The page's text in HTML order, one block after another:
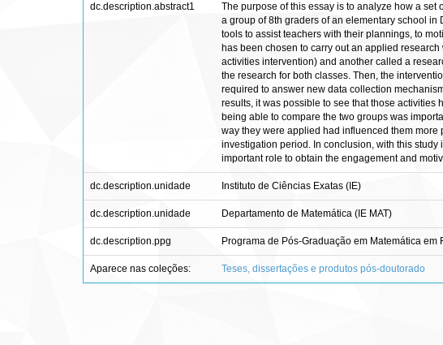
dc.description.abstract1
The purpose of this essay is to analyze how a
a group of 8th graders of an elementary school
tools to assist teachers with their plannings, to
has been chosen to carry out an applied
activities intervention) and another called a
the research for both classes. Then, the
required to answer new data collection
results, it was possible to see that those
being able to compare the two groups was
way they were applied had influenced them
investigation period. In conclusion, with this
important role to obtain the engagement and
dc.description.unidade Instituto de Ciências Exatas (IE)
dc.description.unidade Departamento de Matemática (IE MAT)
dc.description.ppg Programa de Pós-Graduação em Matemática
Aparece nas coleções: Teses, dissertações e produtos pós-doutorado